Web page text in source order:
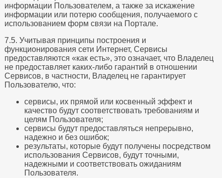
информации Пользователем, а также за искажение
информации или потерю сообщения, получаемого с
использованием форм связи на Портале.
7.5. Учитывая принципы построения и
функционирования сети Интернет, Сервисы
предоставляются «как есть», это означает, что Владелец
не предоставляет каких-либо гарантий в отношении
Сервисов, в частности, Владелец не гарантирует
Пользователю, что:
сервисы, их прямой или косвенный эффект и
качество будут соответствовать требованиям и
целям Пользователя;
сервисы будут предоставляться непрерывно,
надежно и без ошибок;
результаты, которые будут получены посредством
использования Сервисов, будут точными,
надежными и соответствовать ожиданиям
Пользователя.